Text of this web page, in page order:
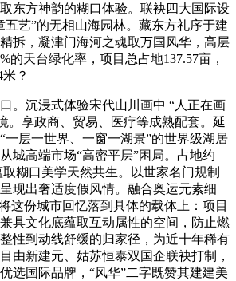
东方神韵的糊口体验。联袂四大国际设
五艺”的无相山海园林。藏东方礼序于建
拆，凝津门海河之魂取万国风华，高层
的天台绿化率，项目总占地137.57亩，
？
沉浸式体验宋代山川画中 “人正在画
。享政商、贸易、医疗等成熟配套。延
一层一世界、一窗一湖景”的世界级湖居
城高端市场“高密平层”困局。占地约
糊口美学天然共生。以世家名门规制
现出奢适度假风情。融合奥运元素细
这份城市回忆落到具体的载体上：项目
具文化底蕴取互动属性的空间，防止燃
性到动线舒缓的归家径，为近十年稀有
由新建元、姑苏恒泰双国企联袂打制，
选国际品牌，“风华”二字既赞其建建美